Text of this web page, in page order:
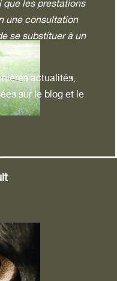
les prestations
une consultation
se substituer à un
actualités,
sur le blog et le